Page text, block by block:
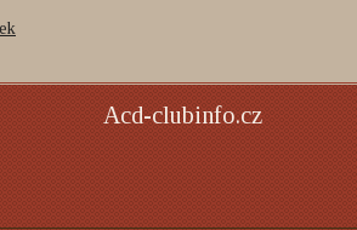
Acd-clubinfo.cz